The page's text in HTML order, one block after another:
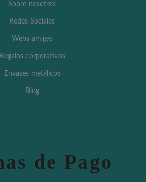
Sobre nosotros
Redes Sociales
Webs amigas
Regalos corporativos
Envases metálicos
Blog
de Pago